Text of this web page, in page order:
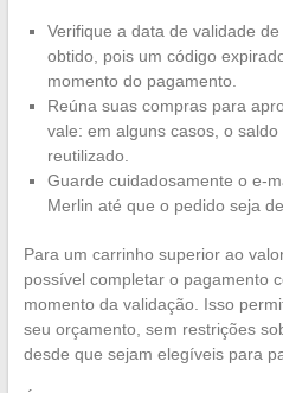
Verifique a data de validade
obtido, pois um código
momento do pagamento.
Reúna suas compras para
vale: em alguns casos, o
reutilizado.
Guarde cuidadosamente o e-
Merlin até que o pedido seja
Para um carrinho superior ao
possível completar o pagamento
momento da validação. Isso
seu orçamento, sem restrições
desde que sejam elegíveis para